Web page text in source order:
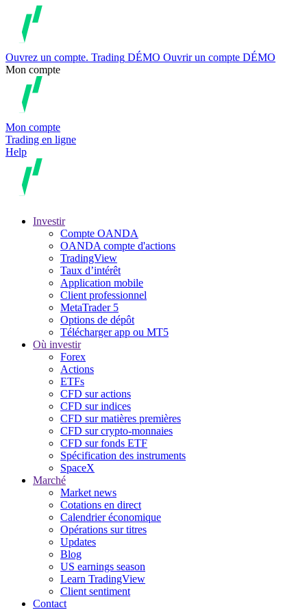
Ouvrez un compte. Trading DÉMO Ouvrir un compte DÉMO
Mon compte
Mon compte
Trading en ligne
Help
Investir
Compte OANDA
OANDA compte d'actions
TradingView
Taux d’intérêt
Application mobile
Client professionnel
MetaTrader 5
Options de dépôt
Télécharger app ou MT5
Où investir
Forex
Actions
ETFs
CFD sur actions
CFD sur indices
CFD sur matières premières
CFD sur crypto-monnaies
CFD sur fonds ETF
Spécification des instruments
SpaceX
Marché
Market news
Cotations en direct
Calendrier économique
Opérations sur titres
Updates
Blog
US earnings season
Learn TradingView
Client sentiment
Contact